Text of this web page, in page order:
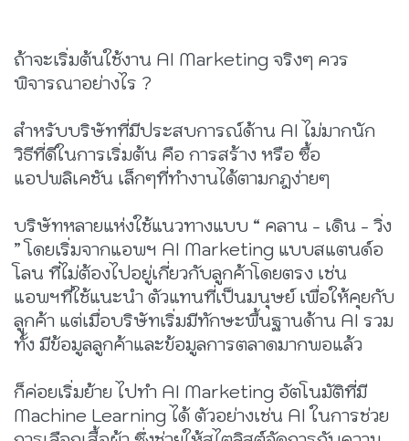
ถ้าจะเริ่มต้นใช้งาน AI Marketing จริงๆ ควร
พิจารณาอย่างไร ?
สำหรับบริษัทที่มีประสบการณ์ด้าน AI ไม่มากนัก
วิธีที่ดีในการเริ่มต้น คือ การสร้าง หรือ ซื้อ
แอปพลิเคชัน เล็กๆที่ทำงานได้ตามกฎง่ายๆ
บริษัทหลายแห่งใช้แนวทางแบบ “ คลาน - เดิน - วิ่ง
” โดยเริ่มจากแอพฯ AI Marketing แบบสแตนด์อ
โลน ที่ไม่ต้องไปอยู่เกี่ยวกับลูกค้าโดยตรง เช่น
แอพฯที่ใช้แนะนำ ตัวแทนที่เป็นมนุษย์ เพื่อให้คุยกับ
ลูกค้า แต่เมื่อบริษัทเริ่มมีทักษะพื้นฐานด้าน AI รวม
ทั้ง มีข้อมูลลูกค้าและข้อมูลการตลาดมากพอแล้ว
ก็ค่อยเริ่มย้าย ไปทำ AI Marketing อัตโนมัติที่มี
Machine Learning ได้ ตัวอย่างเช่น AI ในการช่วย